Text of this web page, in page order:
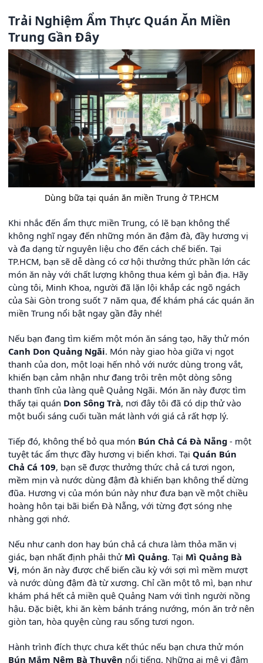
Trải Nghiệm Ẩm Thực Quán Ăn Miền
Trung Gần Đây
Dùng bữa tại quán ăn miền Trung ở TP.HCM
Khi nhắc đến ẩm thực miền Trung, có lẽ bạn không thể
không nghĩ ngay đến những món ăn đậm đà, đầy hương vị
và đa dạng từ nguyên liệu cho đến cách chế biến. Tại
TP.HCM, bạn sẽ dễ dàng có cơ hội thưởng thức phần lớn các
món ăn này với chất lượng không thua kém gì bản địa. Hãy
cùng tôi, Minh Khoa, người đã lặn lội khắp các ngõ ngách
của Sài Gòn trong suốt 7 năm qua, để khám phá các quán ăn
miền Trung nổi bật ngay gần đây nhé!
Nếu bạn đang tìm kiếm một món ăn sáng tạo, hãy thử món
Canh Don Quảng Ngãi. Món này giao hòa giữa vị ngọt
thanh của don, một loại hến nhỏ với nước dùng trong vắt,
khiến bạn cảm nhận như đang trôi trên một dòng sông
thanh tĩnh của làng quê Quảng Ngãi. Món ăn này được tìm
thấy tại quán Don Sông Trà, nơi đây tôi đã có dịp thử vào
một buổi sáng cuối tuần mát lành với giá cả rất hợp lý.
Tiếp đó, không thể bỏ qua món Bún Chả Cá Đà Nẵng - một
tuyệt tác ẩm thực đầy hương vị biển khơi. Tại Quán Bún
Chả Cá 109, bạn sẽ được thưởng thức chả cá tươi ngon,
mềm mịn và nước dùng đậm đà khiến bạn không thể dừng
đũa. Hương vị của món bún này như đưa bạn về một chiều
hoàng hôn tại bãi biển Đà Nẵng, với từng đợt sóng nhẹ
nhàng gợi nhớ.
Nếu như canh don hay bún chả cá chưa làm thỏa mãn vị
giác, bạn nhất định phải thử Mì Quảng. Tại Mì Quảng Bà
Vị, món ăn này được chế biến cầu kỳ với sợi mì mềm mượt
và nước dùng đậm đà từ xương. Chỉ cần một tô mì, bạn như
khám phá hết cả miền quê Quảng Nam với tình người nồng
hậu. Đặc biệt, khi ăn kèm bánh tráng nướng, món ăn trở nên
giòn tan, hòa quyện cùng rau sống tươi ngon.
Hành trình đích thực chưa kết thúc nếu bạn chưa thử món
Bún Mắm Nêm Bà Thuyên nổi tiếng. Những ai mê vị đậm